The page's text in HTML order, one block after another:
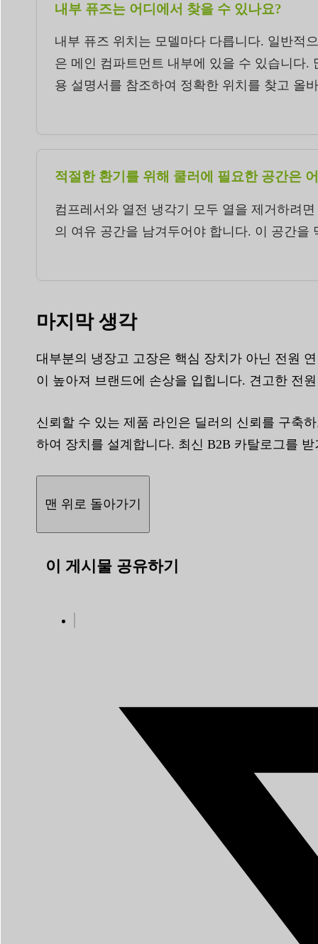
내부 퓨즈는 어디에서 찾을 수 있나요?
내부 퓨즈 위치는 모델마다 다릅니다. 일반적
은 메인 컴파트먼트 내부에 있을 수 있습니다
용 설명서를 참조하여 정확한 위치를 찾고 올
적절한 환기를 위해 쿨러에 필요한 공간은
컴프레서와 열전 냉각기 모두 열을 제거하려
의 여유 공간을 남겨두어야 합니다. 이 공간
마지막 생각
대부분의 냉장고 고장은 핵심 장치가 아닌 전원
이 높아져 브랜드에 손상을 입힙니다. 견고한 전
신뢰할 수 있는 제품 라인은 딜러의 신뢰를 구축
하여 장치를 설계합니다. 최신 B2B 카탈로그를
맨 위로 돌아가기
이 게시물 공유하기